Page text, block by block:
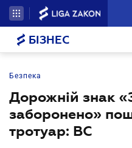
БІЗНЕС
Безпека
Дорожній знак
заборонено»
тротуар: ВС